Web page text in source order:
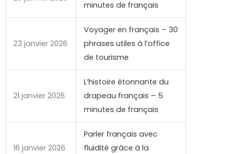
minutes de français
23 janvier 2026
Voyager en français – 30
phrases utiles à l’office
de tourisme
21 janvier 2026
L’histoire étonnante du
drapeau français – 5
minutes de français
16 janvier 2026
Parler français avec
fluidité grâce à la